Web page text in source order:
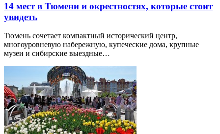
14 мест в Тюмени и окрестностях, которые стоит
увидеть
Тюмень сочетает компактный исторический центр,
многоуровневую набережную, купеческие дома, крупные
музеи и сибирские выездные…